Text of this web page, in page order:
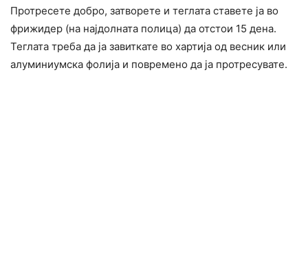
Протресете добро, затворете и теглата ставете ја во
фрижидер (на најдолната полица) да отстои 15 дена.
Теглата треба да ја завиткате во хартија од весник или
алуминиумска фолија и повремено да ја протресувате.